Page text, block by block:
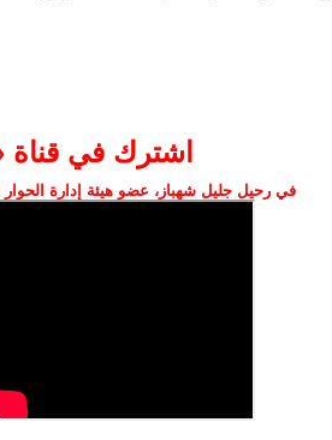
اشترك في قناة
في رحيل جليل شهباز، عضو هيئة إدارة الحوار